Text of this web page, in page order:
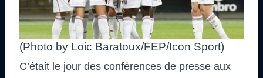
(Photo by Loic Baratoux/FEP/Icon Sport)
C’était le jour des conférences de presse aux